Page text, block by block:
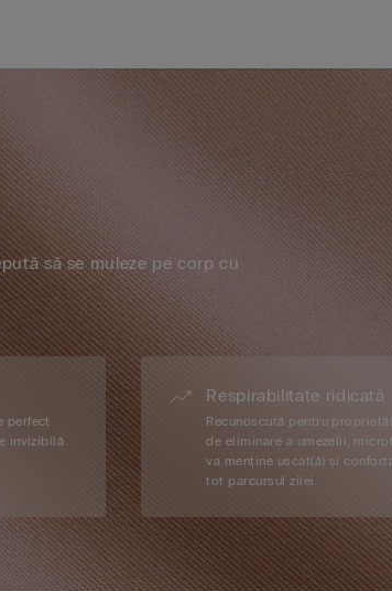
să se muleze pe corp cu
perfect
invizibilă
Respirabilitate ridicată
Recunoscută pentru
de eliminare a umezelii,
va menține uscat(ă) și
tot parcursul zilei.